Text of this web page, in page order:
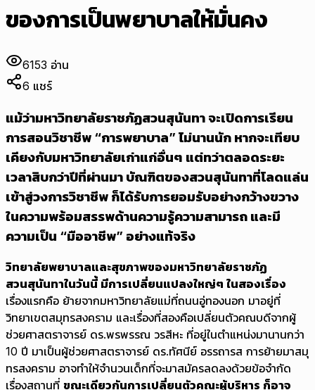
ของการเป็นพยาบาลให้มั่นคง
6153 อ่าน
6 แชร์
แม้ว่ามหาวิทยาลัยราชภัฏสวนสุนันทา จะเปิดการเรียน
การสอนวิชาชีพ “การพยาบาล” ไม่นานนัก หากจะเทียบ
เคียงกับมหาวิทยาลัยเก่าแก่อื่นๆ แต่ทว่าตลอดระยะ
เวลาสิบกว่าปีที่ผ่านมา บัณฑิตของสวนสุนันทาที่โลดแล่น
เข้าสู่วงการวิชาชีพ ก็ได้รับการยอมรับอย่างกว้างขวาง
ในความพร้อมสรรพด้านความรู้ความสามารถ และมี
ความเป็น “มืออาชีพ” อย่างแท้จริง
วิทยาลัยพยาบาลและสุขภาพของมหาวิทยาลัยราชภัฏ
สวนสุนันทาในวันนี้ มีการเปลี่ยนแปลงใหญ่ๆ ในสองเรื่อง
เรื่องแรกคือ ย้ายจากมหาวิทยาลัยแม่ที่ถนนอู่ทองนอก มาอยู่ที่
วิทยาเขตสมุทรสงคราม และเรื่องที่สองคือเปลี่ยนตัวคณบดีจากผู้
ช่วยศาสตราจารย์ ดร.พรพรรณ วรสีหะ ที่อยู่ในตำแหน่งมานานกว่า
10 ปี มาเป็นผู้ช่วยศาสตราจารย์ ดร.ทัศนีย์ อรรถารส การย้ายมาสมุ
ทรสงคราม อาจทำให้จำนวนเด็กที่จะมาสมัครลดลงด้วยข้อจำกัด
เรื่องสถานที่ ขณะเดียวกันการเปลี่ยนตัวคณะผู้บริหาร ก็อาจ